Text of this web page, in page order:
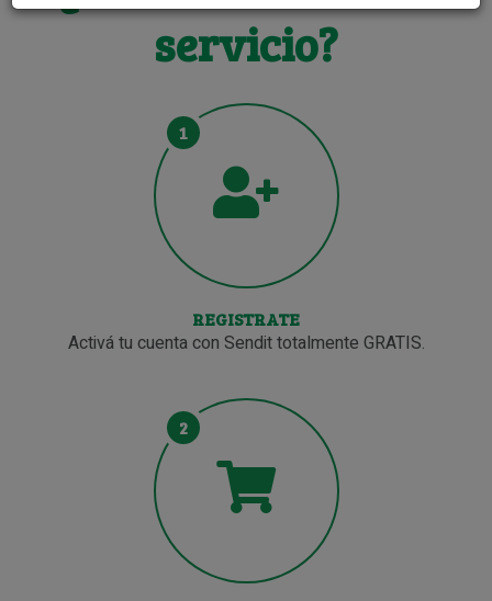
servicio?
1
REGISTRATE
Activá tu cuenta con Sendit totalmente GRATIS.
2